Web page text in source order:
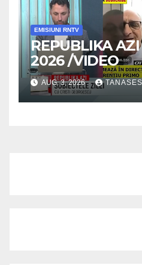
EMISIUNI RNTV
REPUBLIKA AZI
2026 /VIDEO
AUG. 3, 2026